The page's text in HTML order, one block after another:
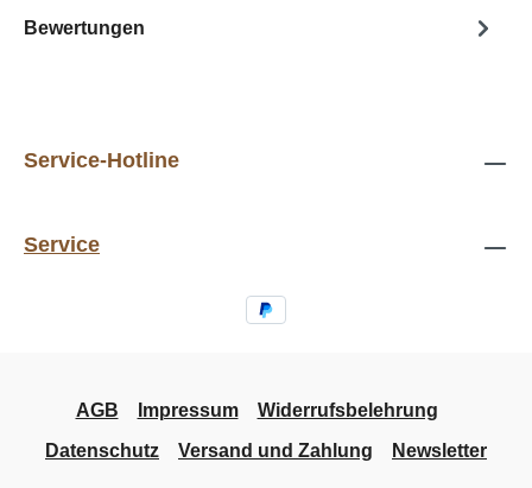
Bewertungen
Service-Hotline
Service
AGB Impressum
Widerrufsbelehrung
Datenschutz
Versand und Zahlung Newsletter